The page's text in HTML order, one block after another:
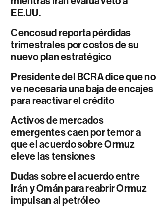
EE.UU.
Cencosud reporta pérdidas
trimestrales por costos de su
nuevo plan estratégico
Presidente del BCRA dice que no
ve necesaria una baja de encajes
para reactivar el crédito
Activos de mercados
emergentes caen por temor a
que el acuerdo sobre Ormuz
eleve las tensiones
Dudas sobre el acuerdo entre
Irán y Omán para reabrir Ormuz
impulsan al petróleo